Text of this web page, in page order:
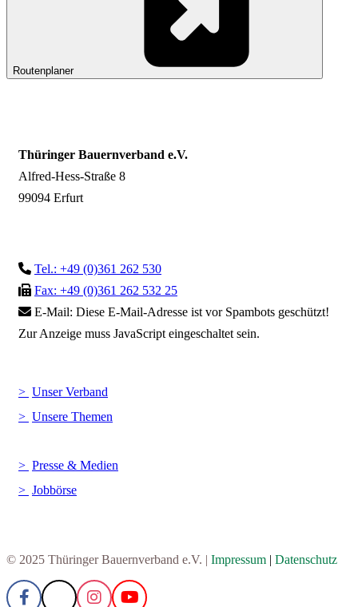
Routenplaner
Thüringer Bauernverband e.V.
Alfred-Hess-Straße 8
99094 Erfurt
Tel.: +49 (0)361 262 530
Fax: +49 (0)361 262 532 25
E-Mail: Diese E-Mail-Adresse ist vor Spambots geschützt!
Zur Anzeige muss JavaScript eingeschaltet sein.
Unser Verband
Unsere Themen
Presse & Medien
Jobbörse
© 2025 Thüringer Bauernverband e.V. | Impressum | Datenschutz